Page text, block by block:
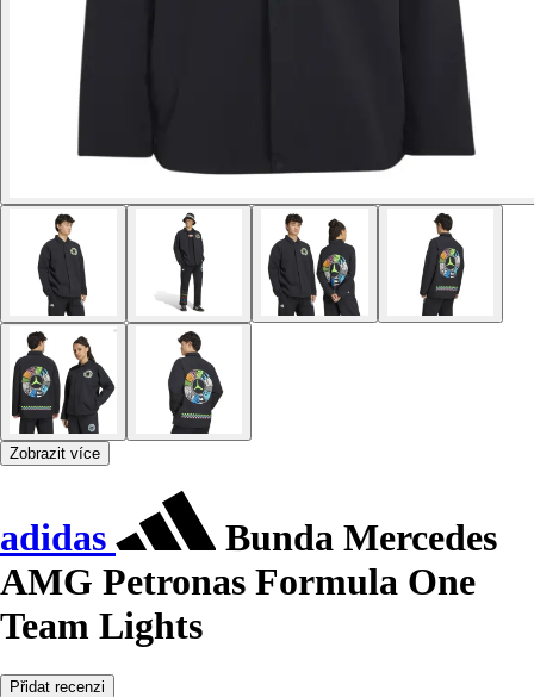
Zobrazit více
adidas
Bunda Mercedes
AMG Petronas Formula One
Team Lights
Přidat recenzi